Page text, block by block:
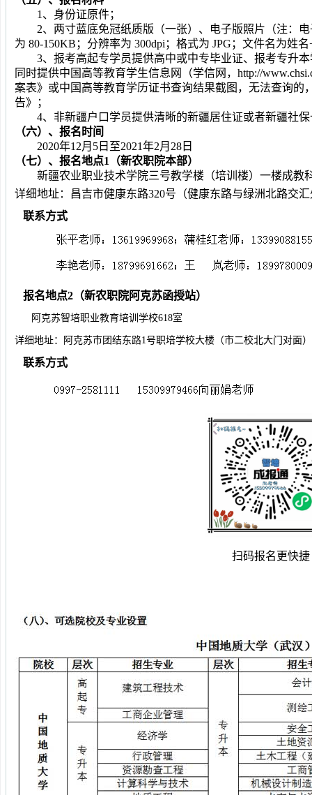
1、身份证原件；
2、两寸蓝底免冠纸质版（一张）、电子版照片（注：
为 80-150KB；分辨率为 300dpi；格式为 JPG；文件名为姓
3、报考高起专学员提供高中或中专毕业证、报考专升
同时提供中国高等教育学生信息网（学信网， http://
案表》或中国高等教育学历证书查询结果截图，无法查询的
告》
；
4、非新疆户口学员提供清晰的新疆居住证或者新疆社
（六）、报名时间
2020年12月 5 日至2021年2月28日
（七）、报名地点1（新农职院本部）
新疆农业职业技术学院三号教学楼（培训楼）一楼成教
详细地址：昌吉市健康东路320号（健康东路与绿洲北路交
联系方式
报名地点2（新农职院阿克苏函授站）
阿克苏智培职业教育培训学校618室
详细地址：阿克苏市团结东路1号职培学校大楼（市二校北大门对面）
联系方式
扫码报名更快捷